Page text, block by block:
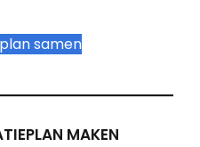
samen
MAKEN